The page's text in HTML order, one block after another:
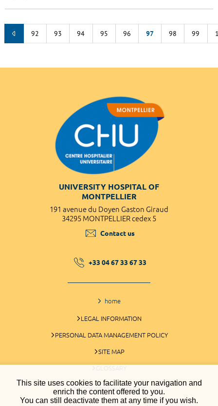
This site uses cookies to facilitate your navigation and
enrich the content offered to you.
You can still deactivate them at any time if you wish.
92 93 94 95 96 97 98 99
UNIVERSITY HOSPITAL OF
MONTPELLIER
191 avenue du Doyen Gaston Giraud
34295 MONTPELLIER cedex 5
Contact us
+33 04 67 33 67 33
home
LEGAL INFORMATION
PERSONAL DATA MANAGEMENT POLICY
SITE MAP
GLOSSARY
COOKIES MANAGEMENT